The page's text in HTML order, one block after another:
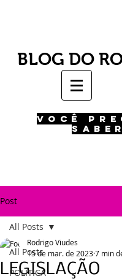
BLOG DO
VOCÊ
SABER
Post
All Posts
POLÍTICA
All Posts
LEGISLAÇÃO
Rodrigo Viudes
15 de mar. de 20237 min